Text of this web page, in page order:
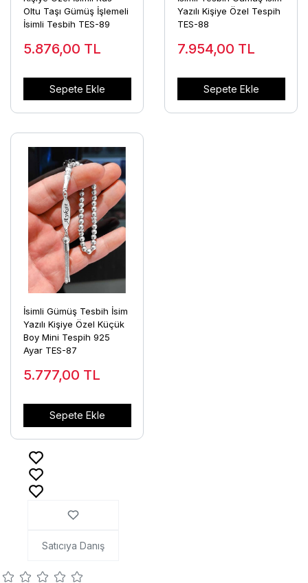
Oltu Taşı Gümüş İşlemeli
İsimli Tesbih TES-89
5.876,00 TL
Sepete Ekle
Yazılı Kişiye Özel Tespih
TES-88
7.954,00 TL
Sepete Ekle
İsimli Gümüş Tesbih İsim
Yazılı Kişiye Özel Küçük
Boy Mini Tespih 925
Ayar TES-87
5.777,00 TL
Sepete Ekle
Satıcıya Danış